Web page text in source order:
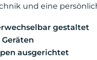
und eine
gestaltet
ausgerichtet